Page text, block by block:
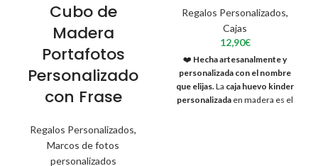
Cubo de
Madera
Portafotos
Personalizado
con Frase
Regalos Personalizados,
Marcos de fotos
personalizados
Regalos Personalizados,
Cajas
12,90€
❤️ Hecha artesanalmente y
personalizada con el nombre
que elijas.La caja huevo kinder
personalizada en madera es el